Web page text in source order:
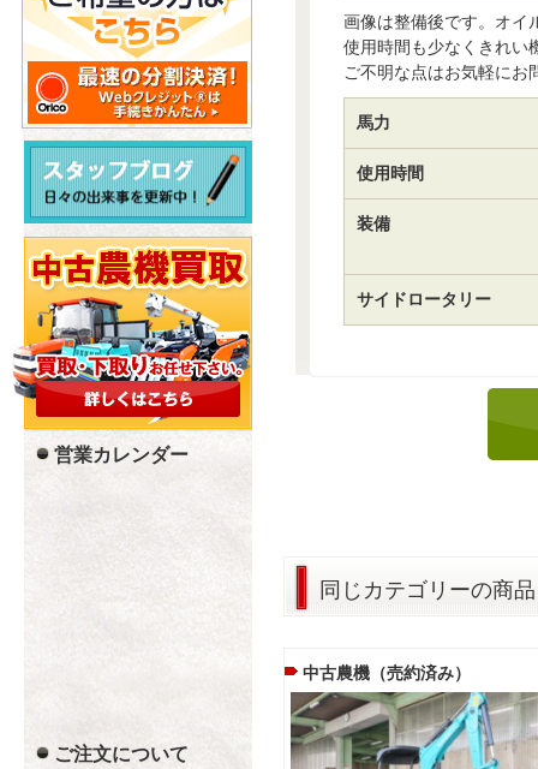
画像は整備後です。オイ
使用時間も少なくきれい
ご不明な点はお気軽にお
馬力
使用時間
装備
サイドロータリー
同じカテゴリーの商品
中古農機（売約済み）
営業カレンダー
ご注文について